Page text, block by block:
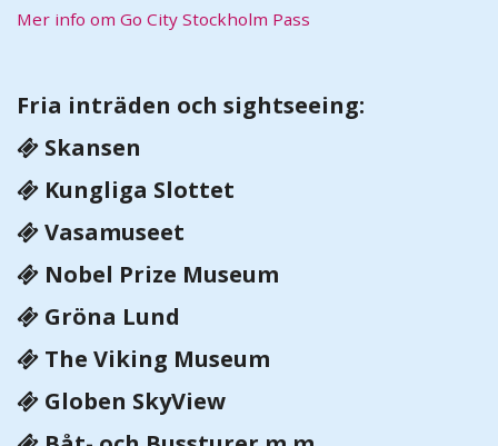
Mer info om Go City Stockholm Pass
Fria inträden och sightseeing:
Skansen
Kungliga Slottet
Vasamuseet
Nobel Prize Museum
Gröna Lund
The Viking Museum
Globen SkyView